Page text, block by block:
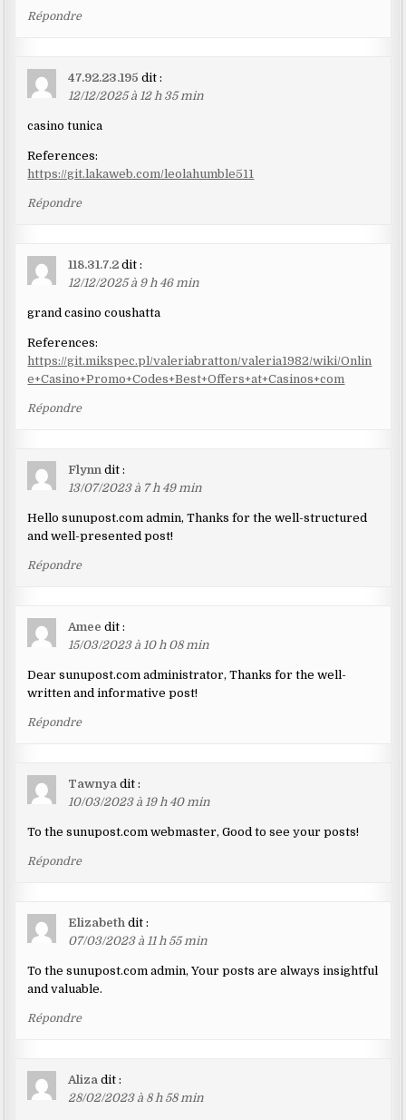
Répondre
47.92.23.195 dit :
12/12/2025 à 12 h 35 min
casino tunica
References:
https://git.lakaweb.com/leolahumble511
Répondre
118.31.7.2 dit :
12/12/2025 à 9 h 46 min
grand casino coushatta
References:
https://git.mikspec.pl/valeriabratton/valeria1982/wiki/Onlin
e+Casino+Promo+Codes+Best+Offers+at+Casinos+com
Répondre
Flynn dit :
13/07/2023 à 7 h 49 min
Hello sunupost.com admin, Thanks for the well-structured
and well-presented post!
Répondre
Amee dit :
15/03/2023 à 10 h 08 min
Dear sunupost.com administrator, Thanks for the well-
written and informative post!
Répondre
Tawnya dit :
10/03/2023 à 19 h 40 min
To the sunupost.com webmaster, Good to see your posts!
Répondre
Elizabeth dit :
07/03/2023 à 11 h 55 min
To the sunupost.com admin, Your posts are always insightful
and valuable.
Répondre
Aliza dit :
28/02/2023 à 8 h 58 min